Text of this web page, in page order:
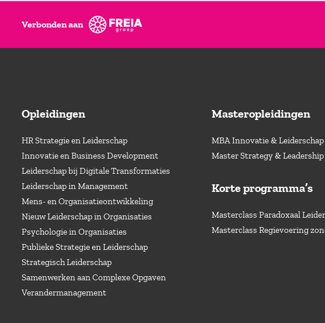
Verbonden aan
Opleidingen
HR Strategie en Leiderschap
Innovatie en Business Development
Leiderschap bij Digitale Transformaties
Leiderschap in Management
Mens- en Organisatieontwikkeling
Nieuw Leiderschap in Organisaties
Psychologie in Organisaties
Publieke Strategie en Leiderschap
Strategisch Leiderschap
Samenwerken aan Complexe Opgaven
Verandermanagement
Masteropleidingen
MBA Innovatie & Leiderschap
Master Strategy & Leadership
Korte programma’s
Masterclass Paradoxaal
Masterclass Regievoering